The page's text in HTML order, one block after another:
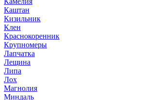
Каштан
Кизильник
Клен
Краснокоренник
Крупномеры
Лапчатка
Лещина
Липа
Лох
Магнолия
Миндаль